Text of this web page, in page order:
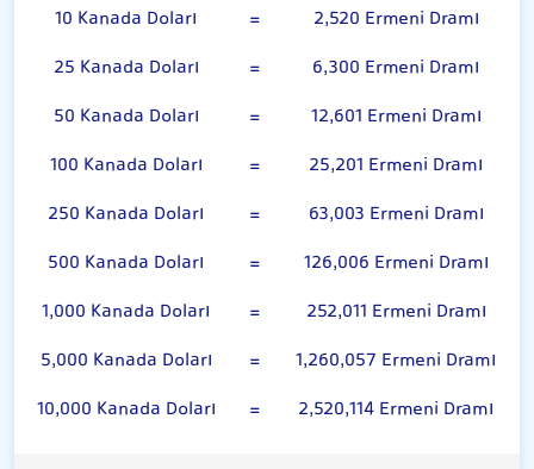
10 Kanada Doları =
2,520 Ermeni Dramı
25 Kanada Doları
=
6,300 Ermeni Dramı
50 Kanada Doları
=
12,601 Ermeni Dramı
100 Kanada Doları
=
25,201 Ermeni Dramı
250 Kanada Doları
=
63,003 Ermeni Dramı
500 Kanada Doları
=
126,006 Ermeni Dramı
1,000 Kanada Doları
=
252,011 Ermeni Dramı
5,000 Kanada Doları
=
1,260,057 Ermeni Dramı
10,000 Kanada Doları
= 2,520,114 Ermeni Dramı